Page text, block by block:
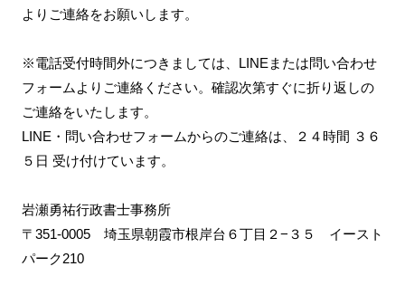
よりご連絡をお願いします。
※電話受付時間外につきましては、LINEまたは問い合わせ
フォームよりご連絡ください。確認次第すぐに折り返しの
ご連絡をいたします。
LINE・問い合わせフォームからのご連絡は、２４時間 ３６
５日 受け付けています。
岩瀬勇祐行政書士事務所
〒351-0005 埼玉県朝霞市根岸台６丁目２−３５ イースト
パーク210